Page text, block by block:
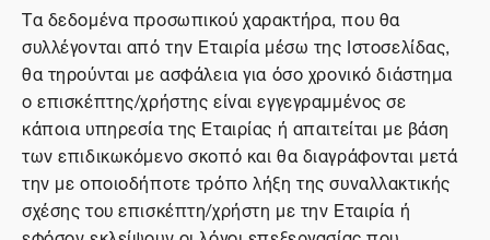
Τα δεδομένα προσωπικού χαρακτήρα, που θα
συλλέγονται από την Εταιρία μέσω της Ιστοσελίδας,
θα τηρούνται με ασφάλεια για όσο χρονικό διάστημα
ο επισκέπτης/χρήστης είναι εγγεγραμμένος σε
κάποια υπηρεσία της Εταιρίας ή απαιτείται με βάση
των επιδικωκόμενο σκοπό και θα διαγράφονται μετά
την με οποιοδήποτε τρόπο λήξη της συναλλακτικής
σχέσης του επισκέπτη/χρήστη με την Εταιρία ή